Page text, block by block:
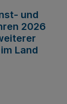
und
2026
Land